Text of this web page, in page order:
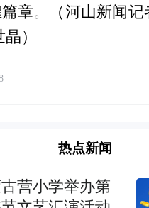
章。（河山新闻记
）
热点新闻
营小学举办第